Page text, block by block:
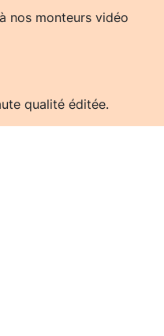
nos monteurs vidéo
qualité éditée.